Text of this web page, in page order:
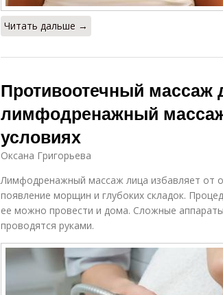
Читать дальше →
Противоотечный массаж
лимфодренажный
условиях
Оксана Григорьева
Лимфодренажный массаж лица избавляет от
появление морщин и глубоких складок.
ее можно провести и дома. Сложные
проводятся руками.